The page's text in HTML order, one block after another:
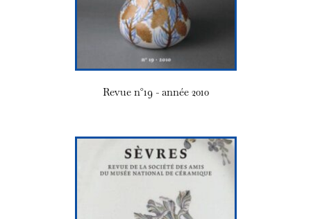
Revue n°19 - année 2010